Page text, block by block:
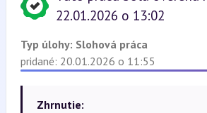
22.01.2026 o 13:02
Typ úlohy: Slohová práca
pridané: 20.01.2026 o 11:55
Zhrnutie: